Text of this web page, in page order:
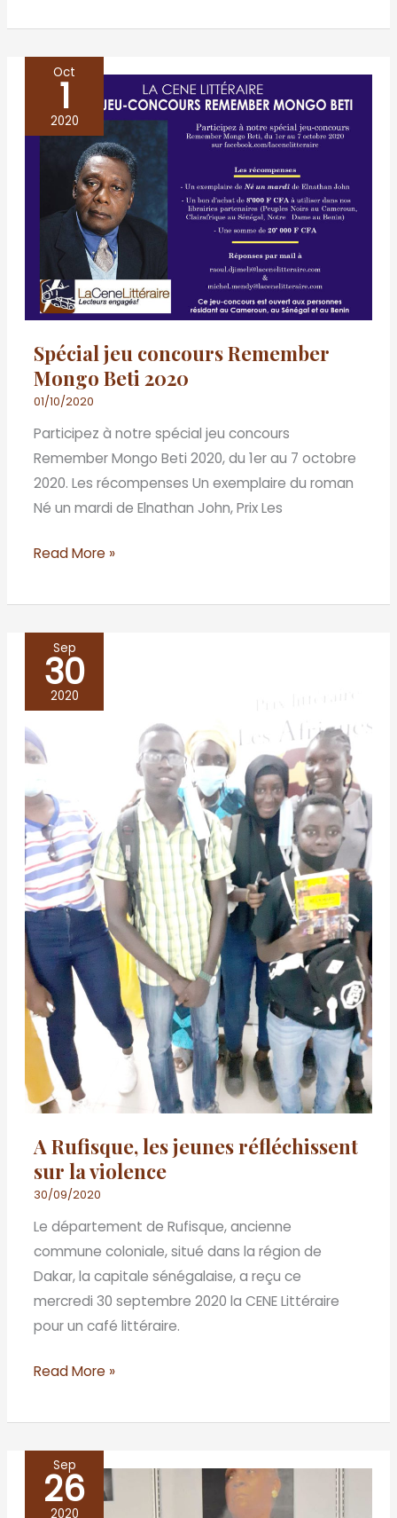
Oct
1
2020
Spécial jeu concours Remember
Mongo Beti 2020
01/10/2020
Participez à notre spécial jeu concours
Remember Mongo Beti 2020, du 1er au 7 octobre
2020. Les récompenses Un exemplaire du roman
Né un mardi de Elnathan John, Prix Les
jeu
concours
Remember
Mongo
Beti
Read More »
Sep
30
2020
A Rufisque, les jeunes réfléchissent
sur la violence
30/09/2020
Le département de Rufisque, ancienne
commune coloniale, situé dans la région de
Dakar, la capitale sénégalaise, a reçu ce
mercredi 30 septembre 2020 la CENE Littéraire
pour un café littéraire.
Rufisque,
jeunes
réfléchissent
sur
la
violence
Read More »
Sep
26
2020
Salon